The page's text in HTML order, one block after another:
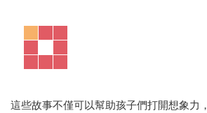
這些故事不僅可以幫助孩子們打開想象力，